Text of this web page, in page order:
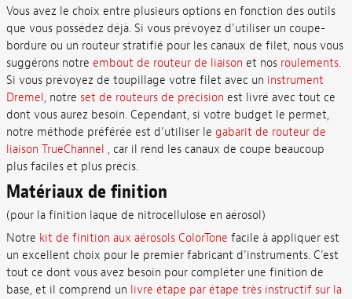
Vous avez le choix entre plusieurs options en fonction des outils
que vous possédez déjà. Si vous prévoyez d’utiliser un coupe-
bordure ou un routeur stratifié pour les canaux de filet, nous vous
suggérons notre embout de routeur de liaison et nos roulements.
Si vous prévoyez de toupillage votre filet avec un instrument
Dremel, notre set de routeurs de précision est livré avec tout ce
dont vous aurez besoin. Cependant, si votre budget le permet,
notre méthode préférée est d’utiliser le gabarit de routeur de
liaison TrueChannel , car il rend les canaux de coupe beaucoup
plus faciles et plus précis.
Matériaux de finition
(pour la finition laque de nitrocellulose en aérosol)
Notre kit de finition aux aérosols ColorTone facile à appliquer est
un excellent choix pour le premier fabricant d’instruments. C’est
tout ce dont vous avez besoin pour compléter une finition de
base, et il comprend un livre étape par étape très instructif sur la